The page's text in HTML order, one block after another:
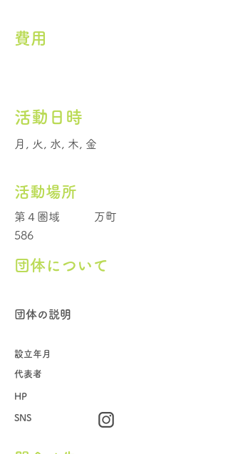
費用
活動日時
月, 火, 水, 木, 金
活動場所
第４圏域
万町
586
団体について
団体の説明
設立年月
代表者
HP
SNS